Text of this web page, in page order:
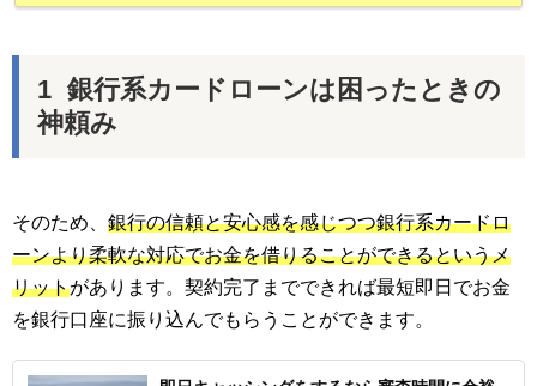
銀行系カードローンは困ったときの
神頼み
そのため、 銀行の信頼と安心感を感じつつ銀行系カードロ
ーンより柔軟な対応でお金を借りることができるというメ
リットがあります。契約完了までできれば最短即日でお金
を銀行口座に振り込んでもらうことができます。